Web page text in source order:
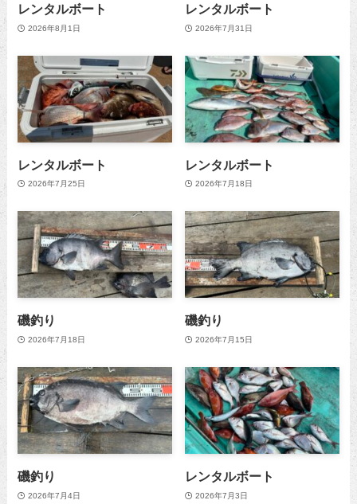
レンタルボート
2026年8月1日
レンタルボート
2026年7月31日
レンタルボート
2026年7月25日
レンタルボート
2026年7月18日
磯釣り
2026年7月18日
磯釣り
2026年7月15日
磯釣り
2026年7月4日
レンタルボート
2026年7月3日